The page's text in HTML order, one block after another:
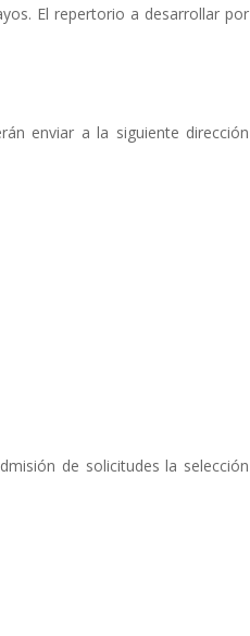
El repertorio a desarrollar por
enviar a la siguiente dirección
de solicitudes la selección